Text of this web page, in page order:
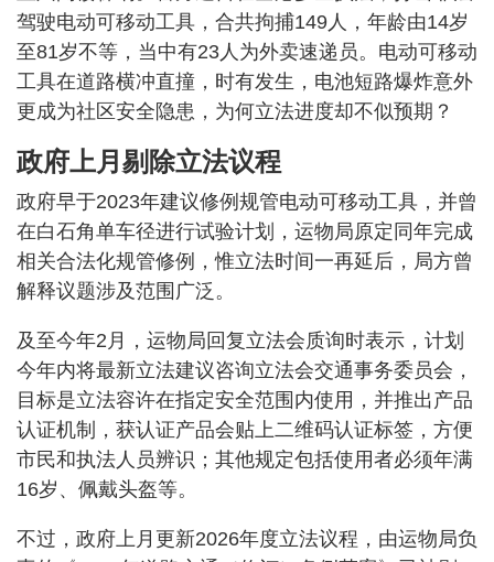
驾驶电动可移动工具，合共拘捕149人，年龄由14岁
至81岁不等，当中有23人为外卖速递员。电动可移动
工具在道路横冲直撞，时有发生，电池短路爆炸意外
更成为社区安全隐患，为何立法进度却不似预期？
政府上月剔除立法议程
政府早于2023年建议修例规管电动可移动工具，并曾
在白石角单车径进行试验计划，运物局原定同年完成
相关合法化规管修例，惟立法时间一再延后，局方曾
解释议题涉及范围广泛。
及至今年2月，运物局回复立法会质询时表示，计划
今年内将最新立法建议咨询立法会交通事务委员会，
目标是立法容许在指定安全范围内使用，并推出产品
认证机制，获认证产品会贴上二维码认证标签，方便
市民和执法人员辨识；其他规定包括使用者必须年满
16岁、佩戴头盔等。
不过，政府上月更新2026年度立法议程，由运物局负